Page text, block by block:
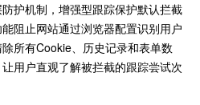
护机制，增强型跟踪保护默认拦截
阻止网站通过浏览器配置识别用户
所有Cookie、历史记录和表单数
用户直观了解被拦截的跟踪尝试次